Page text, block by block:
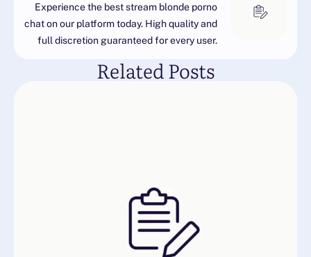
Experience the best stream blonde porno
chat on our platform today. High quality and
full discretion guaranteed for every user.
Related Posts